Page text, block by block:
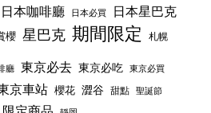
日本咖啡廳 日本必買 日本星巴克
櫻 星巴克 期間限定 札幌
廳 東京必去 東京必吃 東京必買
京車站 櫻花 澀谷 甜點 聖誕節